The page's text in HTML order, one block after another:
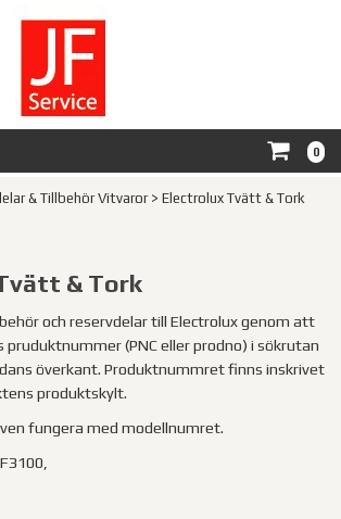
0
& Tillbehör Vitvaror> Electrolux Tvätt & Tork
& Tork
och reservdelar till Electrolux genom att
pruduktnummer (PNC eller prodno) i sökrutan
överkant. Produktnummret finns inskrivet
produktskylt.
fungera med modellnumret.